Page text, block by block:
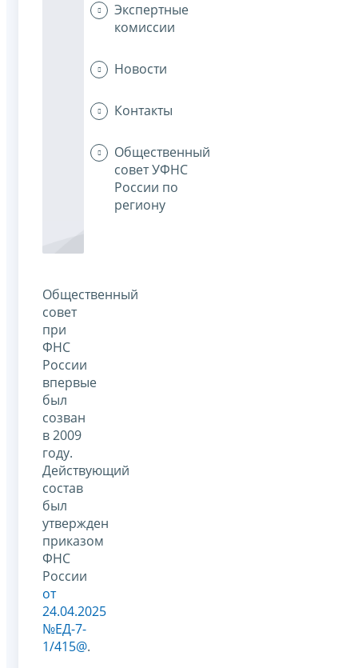
Экспертные
комиссии
Новости
Контакты
Общественный
совет УФНС
России по
региону
Общественный
совет
при
ФНС
России
впервые
был
созван
в 2009
году.
Действующий
состав
был
утвержден
приказом
ФНС
России
от
24.04.2025
№ЕД-7-
1/415@.